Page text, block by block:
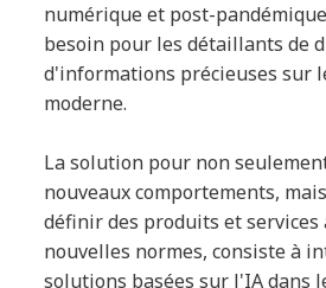
numérique et post-
besoin pour les détaillants de
d'informations précieuses sur
moderne.
La solution pour non
nouveaux comportements,
définir des produits et services
nouvelles normes, consiste à
solutions basées sur l'IA dans